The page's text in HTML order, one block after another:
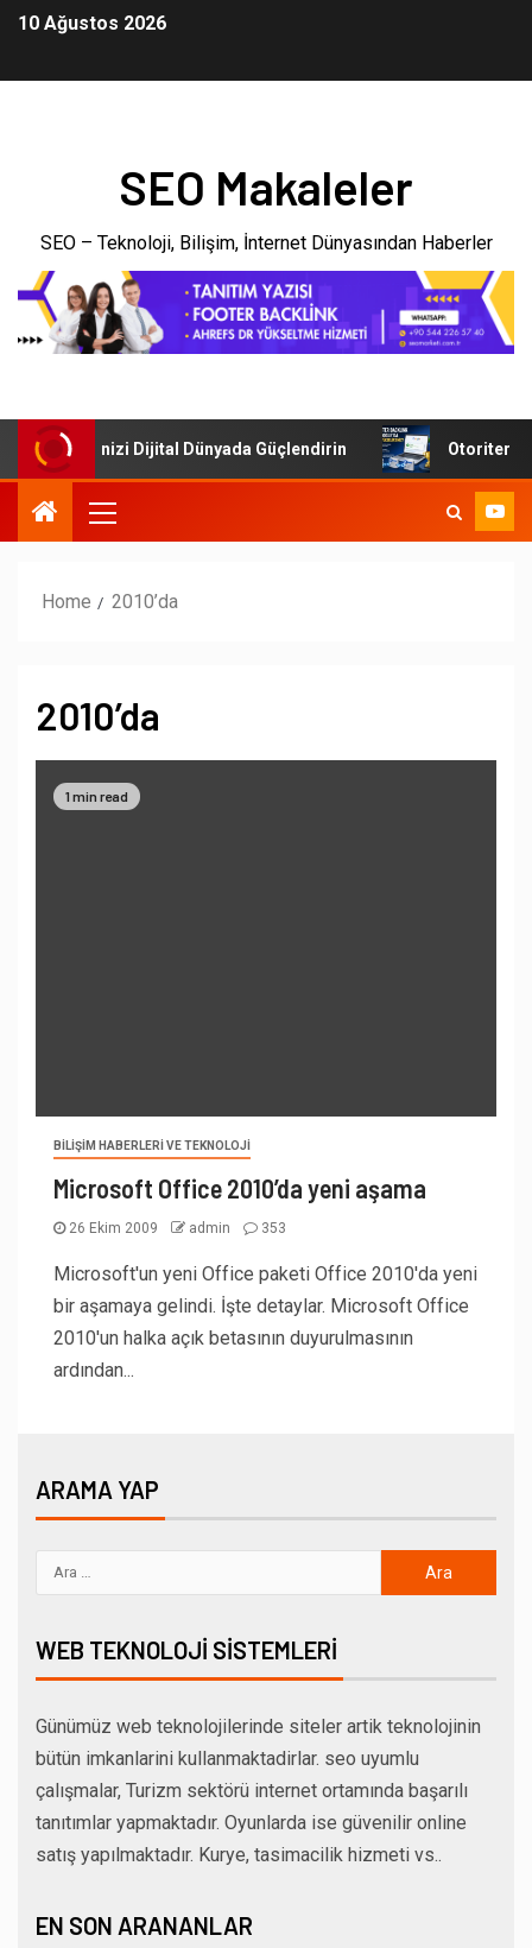
10 Ağustos 2026
SEO Makaleler
SEO – Teknoloji, Bilişim, İnternet Dünyasından Haberler
İşletmenizi Dijital Dünyada Güçlendirin Otoriter
Home 2010’da
2010’da
1 min read
BILIŞIM HABERLERI VE TEKNOLOJI
Microsoft Office 2010’da yeni aşama
26 Ekim 2009 admin 353
Microsoft'un yeni Office paketi Office 2010'da yeni
bir aşamaya gelindi. İşte detaylar. Microsoft Office
2010'un halka açık betasının duyurulmasının
ardından...
ARAMA YAP
WEB TEKNOLOJI SISTEMLERI
Günümüz web teknolojilerinde siteler artik teknolojinin
bütün imkanlarini kullanmaktadirlar. seo uyumlu
çalışmalar, Turizm sektörü internet ortamında başarılı
tanıtımlar yapmaktadır. Oyunlarda ise güvenilir online
satış yapılmaktadır. Kurye, tasimacilik hizmeti vs..
EN SON ARANANLAR